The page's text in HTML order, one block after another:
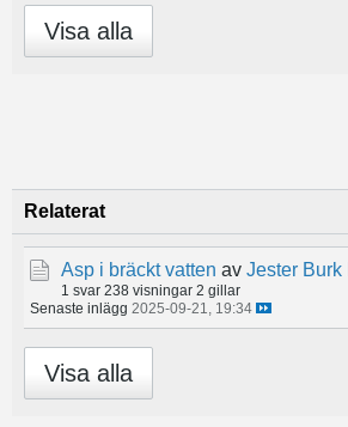
Visa alla
Relaterat
Asp i bräckt vatten av Jester Burk II
1 svar 238 visningar 2 gillar
Senaste inlägg 2025-09-21, 19:34
Visa alla